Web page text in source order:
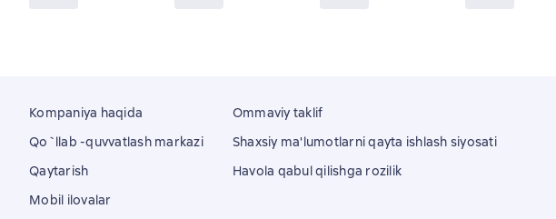
Kompaniya haqida
Qo`llab -quvvatlash markazi
Qaytarish
Mobil ilovalar
Ommaviy taklif
Shaxsiy ma'lumotlarni qayta ishlash siyosati
Havola qabul qilishga rozilik